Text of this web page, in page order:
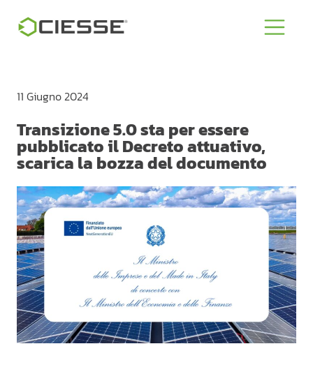
11 Giugno 2024
Transizione 5.0 sta per essere
pubblicato il Decreto attuativo,
scarica la bozza del documento